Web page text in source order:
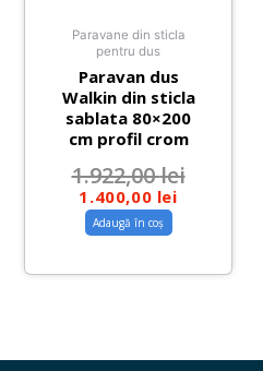
Paravane din sticla
pentru dus
Paravan dus
Walkin din sticla
sablata 80×200
cm profil crom
1.922,00lei
1.400,00 lei
Adaugă în coș